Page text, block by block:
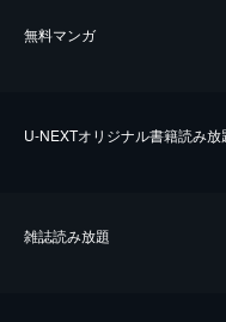
無料マンガ
U-NEXTオリジナル書籍読み放
雑誌読み放題